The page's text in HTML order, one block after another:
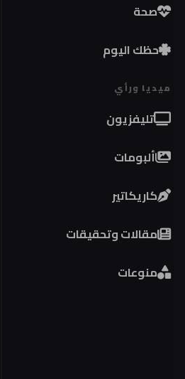
صحة
حظك اليوم
ميديا ورأي
تليفزيون
ألبومات
كاريكاتير
مقالات وتحقيقات
منوعات